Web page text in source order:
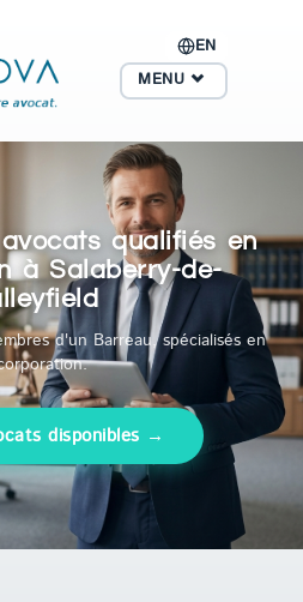
EN
MENU
qualifiés en
à Salaberry-de-
d'un Barreau, spécialisés en
disponibles →